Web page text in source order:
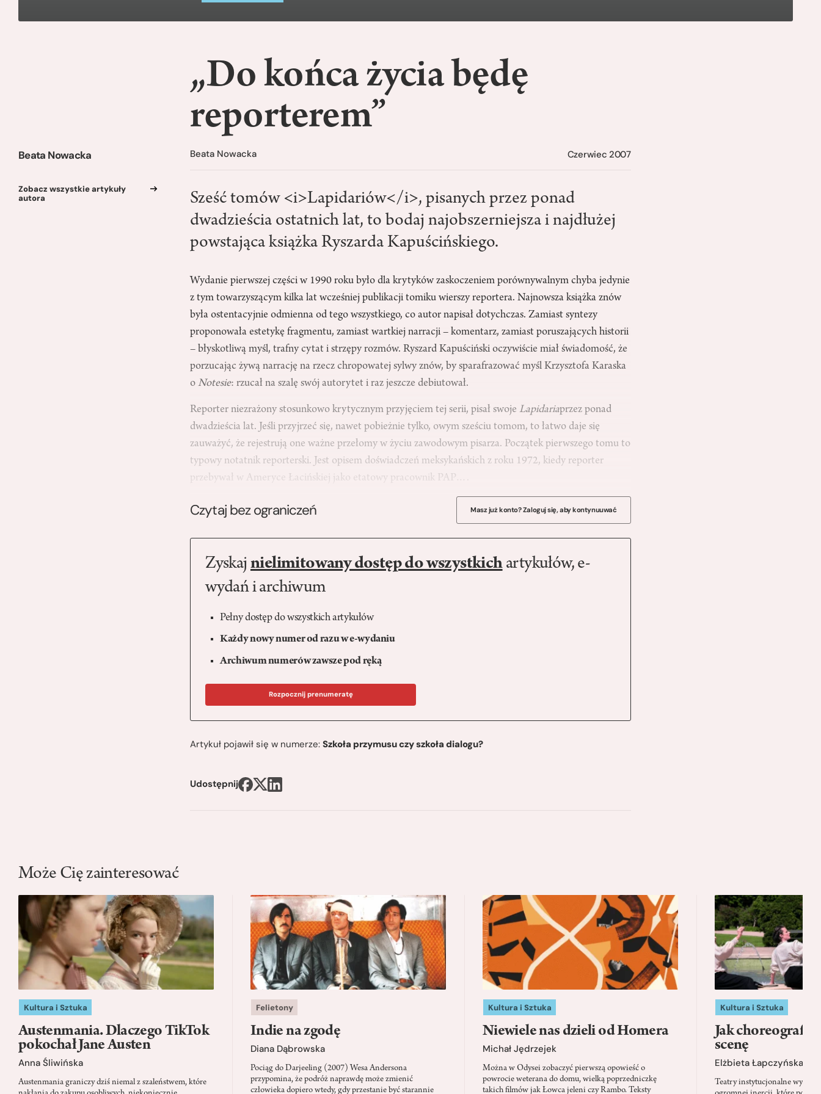
Beata Nowacka
Zobacz wszystkie artykuły
autora
„Do końca życia będę
reporterem”
Beata Nowacka Czerwiec 2007
Sześć tomów <i>Lapidariów</i>, pisanych przez ponad
dwadzieścia ostatnich lat, to bodaj najobszerniejsza i najdłużej
powstająca książka Ryszarda Kapuścińskiego.
Wydanie pierwszej części w 1990 roku było dla krytyków zaskoczeniem porównywalnym chyba jedynie
z tym towarzyszącym kilka lat wcześniej publikacji tomiku wierszy reportera. Najnowsza książka znów
była ostentacyjnie odmienna od tego wszystkiego, co autor napisał dotychczas. Zamiast syntezy
proponowała estetykę fragmentu, zamiast wartkiej narracji – komentarz, zamiast poruszających historii
– błyskotliwą myśl, trafny cytat i strzępy rozmów. Ryszard Kapuściński oczywiście miał świadomość, że
porzucając żywą narrację na rzecz chropowatej sylwy znów, by sparafrazować myśl Krzysztofa Karaska
oNotesie: rzucał na szalę swój autorytet i raz jeszcze debiutował.
Reporter niezrażony stosunkowo krytycznym przyjęciem tej serii, pisał swojeLapidariaprzez ponad
dwadzieścia lat. Jeśli przyjrzeć się, nawet pobieżnie tylko, owym sześciu tomom, to łatwo daje się
zauważyć, że rejestrują one ważne przełomy w życiu zawodowym pisarza. Początek pierwszego tomu to
typowy notatnik reporterski. Jest opisem doświadczeń meksykańskich z roku 1972, kiedy reporter
przebywał w Ameryce Łacińskiej jako etatowy pracownik PAP….
Czytaj bez ograniczeń Masz już konto? Zaloguj się, aby kontynuuwać
Zyskaj nielimitowany dostęp do wszystkichartykułów, e-
wydań i archiwum
Pełny dostęp do wszystkich artykułów
Każdy nowy numer od razu w e-wydaniu
Archiwum numerów zawsze pod ręką
Rozpocznij prenumeratę
Artykuł pojawił się w numerze:Szkoła przymusu czy szkoła dialogu?
Udostępnij
Może Cię zainteresować
Kultura i Sztuka
Austenmania. Dlaczego TikTok
pokochał Jane Austen
Anna Śliwińska
Austenmania graniczy dziś niemal z szaleństwem, które
Felietony
Indie na zgodę
Diana Dąbrowska
Pociąg do Darjeeling (2007) Wesa Andersona
przypomina, że podróż naprawdę może zmienić
człowieka dopiero wtedy, gdy przestanie być starannie
Kultura i Sztuka
Niewiele nas dzieli od Homera
Michał Jędrzejek
Można w Odysei zobaczyć pierwszą opowieść o
powrocie weterana do domu, wielką poprzedniczkę
takich filmów jak Łowca jeleni czy Rambo. Teksty
Kultura i Sztuka
Jak
scenę
Elżbieta Łapczyńska
Teatry instytucjonalne